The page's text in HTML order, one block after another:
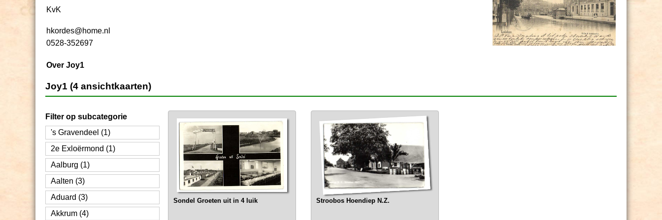
KvK
hkordes@home.nl
0528-352697
Over Joy1
Joy1 (4 ansichtkaarten)
Filter op subcategorie
's Gravendeel (1)
2e Exloërmond (1)
Aalburg (1)
Aalten (3)
Aduard (3)
Akkrum (4)
Sondel Groeten uit in 4 luik Stroobos Hoendiep N.Z.